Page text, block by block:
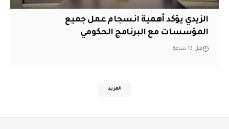
الزيدي يؤكد أهمية انسجام عمل جميع
المؤسسات مع البرنامج الحكومي
قبل 13 ساعة
المزيد